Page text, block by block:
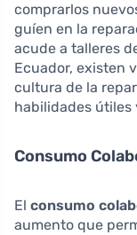
comprarlos
guíen en la
acude a talleres
Ecuador, existen
cultura de la
habilidades útiles
Consumo
El consumo
aumento que